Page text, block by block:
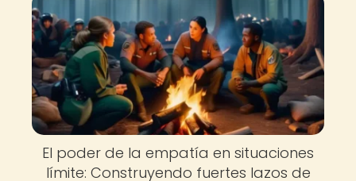
El poder de la empatía en situaciones
límite: Construyendo fuertes lazos de